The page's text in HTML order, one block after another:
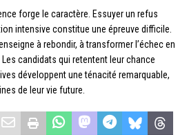
forge le caractère. Essuyer un refus
intensive constitue une épreuve difficile.
à rebondir, à transformer l’échec en
candidats qui retentent leur chance
développent une ténacité remarquable,
de leur vie future.